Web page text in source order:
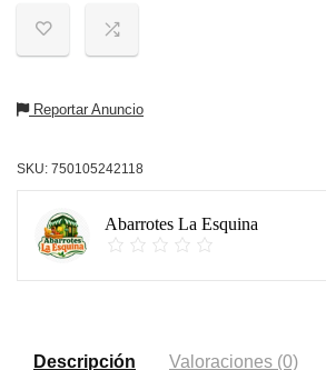
Reportar Anuncio
SKU: 750105242118
Abarrotes La Esquina
Descripción Valoraciones (0)